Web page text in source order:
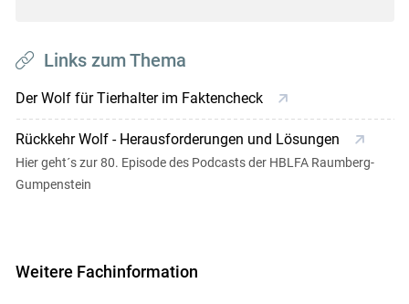
Links zum Thema
Der Wolf für Tierhalter im Faktencheck
Rückkehr Wolf - Herausforderungen und Lösungen
Hier geht´s zur 80. Episode des Podcasts der HBLFA Raumberg-
Gumpenstein
Weitere Fachinformation